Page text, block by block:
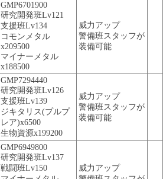
GMP6701900
研究開発班Lv121
支援班Lv134
コモンメタル
x209500
マイナーメタル
x188500
威力アップ
警備班スタッフが
装備可能
GMP7294440
研究開発班Lv126
支援班Lv139
ジキタリス(プルプ
レア)x6500
生物資源x199200
威力アップ
警備班スタッフが
装備可能
GMP6949800
研究開発班Lv137
戦闘班Lv150
威力アップ